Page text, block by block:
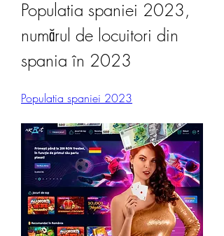
Populatia spaniei 2023,
numărul de locuitori din
spania în 2023
Populatia spaniei 2023